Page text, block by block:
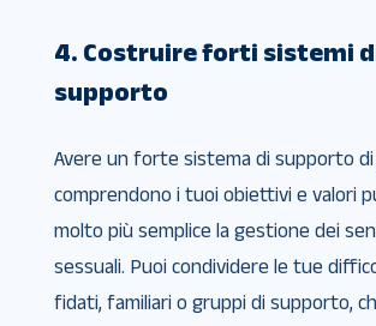
4. Costruire forti sistemi
supporto
Avere un forte sistema di supporto
comprendono i tuoi obiettivi e valori
molto più semplice la gestione dei
sessuali. Puoi condividere le tue
fidati, familiari o gruppi di supporto,